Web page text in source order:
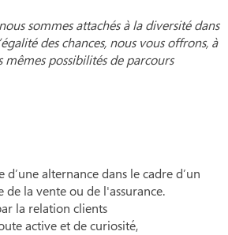
sommes attachés à la diversité dans
des chances, nous vous offrons, à
mêmes possibilités de parcours
d’une alternance dans le cadre d’un
de la vente ou de l'assurance.
la relation clients
active et de curiosité,